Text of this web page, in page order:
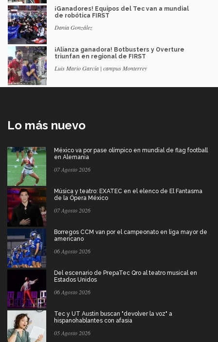
¡Ganadores! Equipos del Tec van a mundial
de robótica FIRST
Dania González
¡Alianza ganadora! Botbusters y Overture
triunfan en regional de FIRST
Luis Mario García | campus Monterrey
Lo más nuevo
México va por pase olímpico en mundial de flag football
en Alemania
07 Agosto 2026
Música y teatro: EXATEC en el elenco de El Fantasma
de la Ópera México
07 Agosto 2026
Borregos CCM van por el campeonato en liga mayor de
americano
06 Agosto 2026
Del escenario de PrepaTec Qro al teatro musical en
Estados Unidos
06 Agosto 2026
Tec y UT Austin buscan "devolver la voz" a
hispanohablantes con afasia
05 Agosto 2026